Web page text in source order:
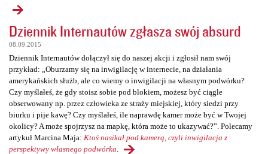
Dziennik Internautów zgłasza swój absurd
08.09.2015
Dziennik Internautów dołączył się do naszej akcji i zgłosił nam swój
przykład: „Oburzamy się na inwigilację w internecie, na działania
amerykańskich służb, ale co wiemy o inwigilacji na własnym podwórku?
Czy myślałeś, że gdy stoisz sobie pod blokiem, możesz być ciągle
obserwowany np. przez człowieka ze straży miejskiej, który siedzi przy
biurku i pije kawę? Czy myślałeś, ile naprawdę kamer może być w Twojej
okolicy? A może spojrzysz na mapkę, która może to ukazywać?”. Polecamy
artykuł Marcina Maja: Ktoś nasikał pod kamerą, czyli inwigilacja z
perspektywy własnego podwórka